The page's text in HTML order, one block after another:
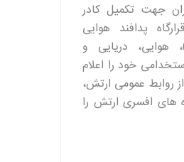
جهت تکمیل کادر
پدافند هوایی
هوایی، دریایی و
خود را اعلام
روابط عمومی ارتش،
های افسری ارتش را